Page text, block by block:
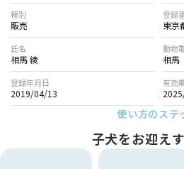
種別
販売
登録
東京
氏名
相馬 綾
動物
相
登録年月日
2019/04/13
有効
使い方のステ
子犬をお迎え